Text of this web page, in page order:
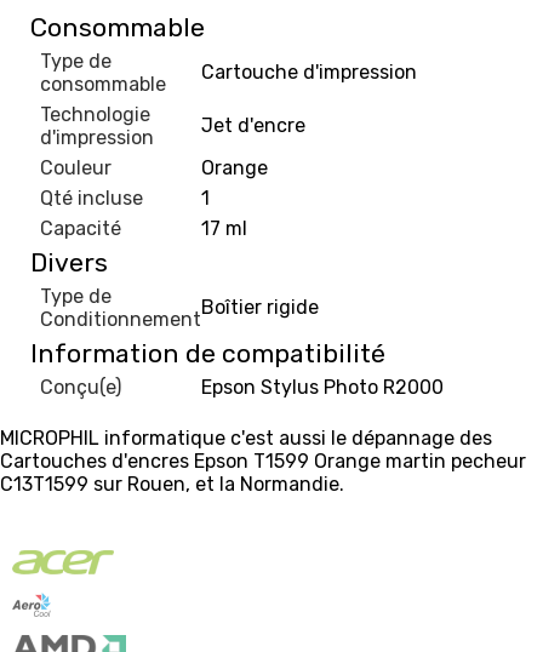
Consommable
Type de
consommable
Cartouche d'impression
Technologie
d'impression
Jet d'encre
Couleur
Orange
Qté incluse
1
Capacité
17 ml
Divers
Type de
Conditionnement
Boîtier rigide
Information de compatibilité
Conçu(e) Epson Stylus Photo R2000
MICROPHIL informatique c'est aussi le dépannage des
Cartouches d'encres Epson T1599 Orange martin pecheur
C13T1599 sur Rouen, et la Normandie.